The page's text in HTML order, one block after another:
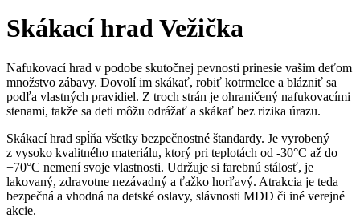
Skákací hrad Vežička
Nafukovací hrad v podobe skutočnej pevnosti prinesie vašim deťom
množstvo zábavy. Dovolí im skákať, robiť kotrmelce a blázniť sa
podľa vlastných pravidiel. Z troch strán je ohraničený nafukovacími
stenami, takže sa deti môžu odrážať a skákať bez rizika úrazu.
Skákací hrad spĺňa všetky bezpečnostné štandardy. Je vyrobený
z vysoko kvalitného materiálu, ktorý pri teplotách od -30°C až do
+70°C nemení svoje vlastnosti. Udržuje si farebnú stálosť, je
lakovaný, zdravotne nezávadný a ťažko horľavý. Atrakcia je teda
bezpečná a vhodná na detské oslavy, slávnosti MDD či iné verejné
akcie.